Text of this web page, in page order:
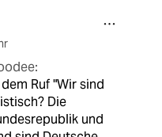
Ruf "Wir sind
Die
und